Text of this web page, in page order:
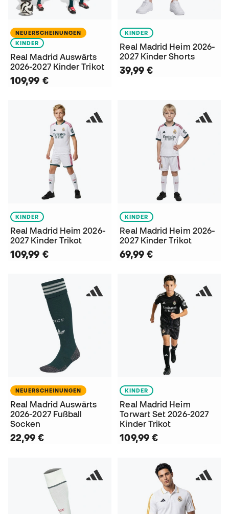
NEUERSCHEINUNGEN
KINDER
Real Madrid Auswärts
2026-2027 Kinder Trikot
109,99 €
KINDER
Real Madrid Heim 2026-
2027 Kinder Shorts
39,99 €
KINDER
Real Madrid Heim 2026-
2027 Kinder Trikot
109,99 €
KINDER
Real Madrid Heim 2026-
2027 Kinder Trikot
69,99 €
NEUERSCHEINUNGEN
Real Madrid Auswärts
2026-2027 Fußball
Socken
22,99 €
KINDER
Real Madrid Heim
Torwart Set 2026-2027
Kinder Trikot
109,99 €